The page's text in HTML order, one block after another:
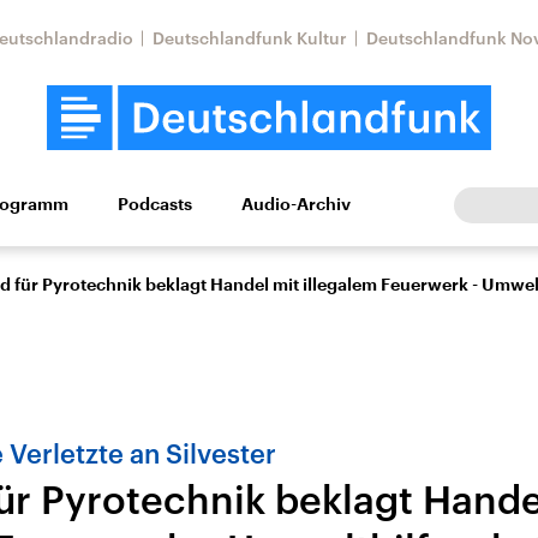
Deutschlandfunk Kultur Deutschlandfunk
Wissen Kultur Europa
Beiträge,
Nahostkonflikt
Iran
Aktuelle Lage und
Podcasts Audio-Archiv
für Pyrotechnik beklagt Handel mit illegalem Feuerwerk -
Verletzte an Silvester
Pyrotechnik beklagt